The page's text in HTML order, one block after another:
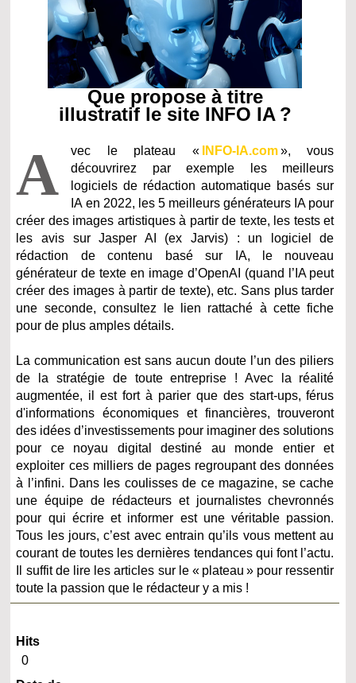
Que propose à titre
illustratif le site INFO IA ?
A vec le plateau « INFO-IA.com», vous
découvrirez par exemple les meilleurs
logiciels de rédaction automatique basés sur
IA en 2022, les 5 meilleurs générateurs IA pour
créer des images artistiques à partir de texte, les tests et
les avis sur Jasper AI (ex Jarvis) : un logiciel de
rédaction de contenu basé sur IA, le nouveau
générateur de texte en image d’OpenAI (quand l’IA peut
créer des images à partir de texte), etc. Sans plus tarder
une seconde, consultez le lien rattaché à cette fiche
pour de plus amples détails.
La communication est sans aucun doute l’un des piliers
de la stratégie de toute entreprise ! Avec la réalité
augmentée, il est fort à parier que des start-ups, férus
d'informations économiques et financières, trouveront
des idées d’investissements pour imaginer des solutions
pour ce noyau digital destiné au monde entier et
exploiter ces milliers de pages regroupant des données
à l’infini. Dans les coulisses de ce magazine, se cache
une équipe de rédacteurs et journalistes chevronnés
pour qui écrire et informer est une véritable passion.
Tous les jours, c’est avec entrain qu’ils vous mettent au
courant de toutes les dernières tendances qui font l’actu.
Il suffit de lire les articles sur le « plateau » pour ressentir
toute la passion que le rédacteur y a mis !
Hits
0